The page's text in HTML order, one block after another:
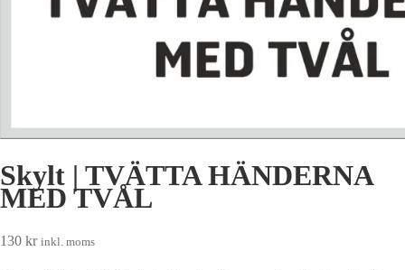
Skylt | TVÄTTA HÄNDERNA
MED TVÅL
130 kr inkl. moms